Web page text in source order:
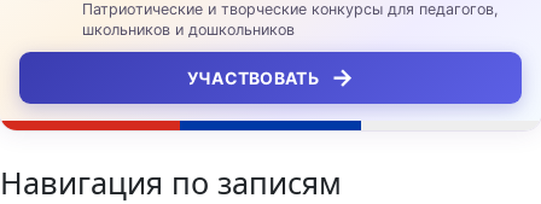
Патриотические и творческие конкурсы для педагогов,
школьников и дошкольников
УЧАСТВОВАТЬ →
Навигация по записям